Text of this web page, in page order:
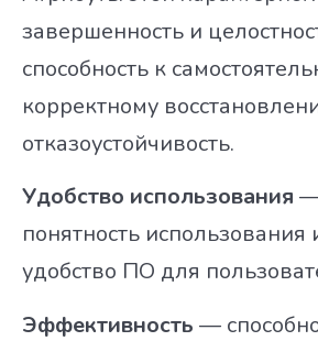
завершенность и
способность к
корректному
отказоустойчивость.
Удобство использования —
понятность использования
удобство ПО для
Эффективность —